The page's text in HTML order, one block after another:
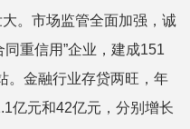
。市场监管全面加强，诚
重信用”企业，建成151
。金融行业存贷两旺，年
亿元和42亿元，分别增长